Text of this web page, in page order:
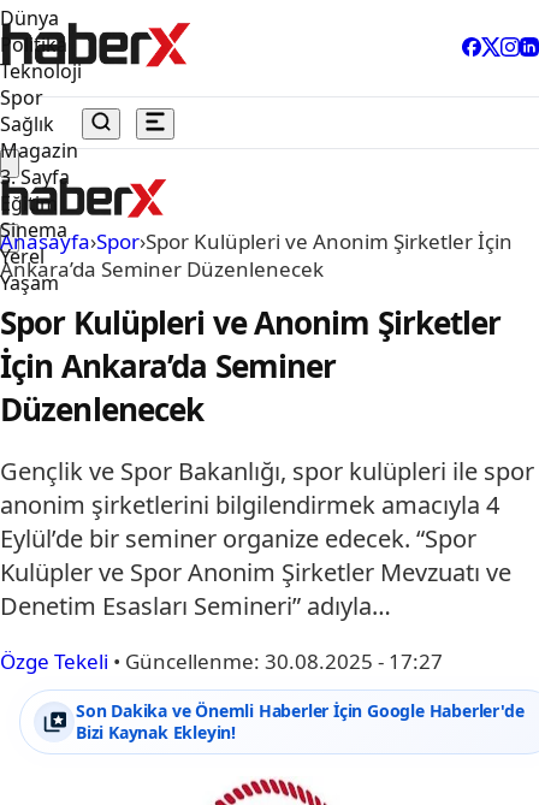
Dünya
Politika
Teknoloji
Spor
Sağlık
Magazin
3. Sayfa
Eğitim
Sinema
Yerel
Yaşam
Anasayfa›Spor›Spor Kulüpleri ve Anonim Şirketler İçin
Ankara’da Seminer Düzenlenecek
Spor Kulüpleri ve Anonim Şirketler
İçin Ankara’da Seminer
Düzenlenecek
Gençlik ve Spor Bakanlığı, spor kulüpleri ile spor
anonim şirketlerini bilgilendirmek amacıyla 4
Eylül’de bir seminer organize edecek. “Spor
Kulüpler ve Spor Anonim Şirketler Mevzuatı ve
Denetim Esasları Semineri” adıyla…
Özge Tekeli • Güncellenme: 30.08.2025 - 17:27
Son Dakika ve Önemli Haberler İçin Google Haberler'de
Bizi Kaynak Ekleyin!